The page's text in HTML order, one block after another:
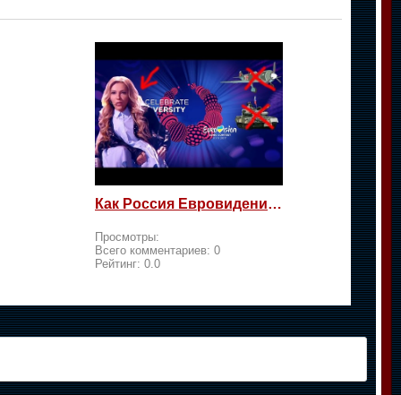
Как Россия Евровидение на жалость берет
Просмотры:
Всего комментариев: 0
Рейтинг: 0.0